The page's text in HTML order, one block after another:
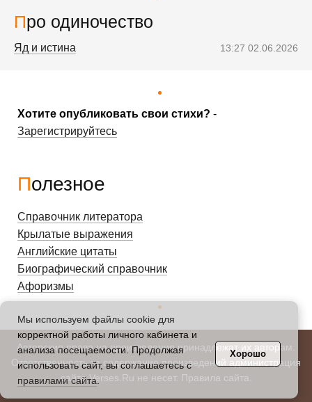
Хотите опубликовать свои стихи? -
Зарегистрируйтесь
Про одиночество
Яд и истина 13:27 02.06.2026
Полезное
Справочник литератора
Крылатые выражения
Английские цитаты
Биографический справочник
Афоризмы
Авторские права на произведения принадлежат их авторам.
Ответственность за содержание произведений администрация
сайта Verses.Ru не несет. Правила сайта
Мы используем файлы cookie для
корректной работы личного кабинета и
анализа посещаемости. Продолжая
использовать сайт, вы соглашаетесь с
правилами сайта.
Хорошо